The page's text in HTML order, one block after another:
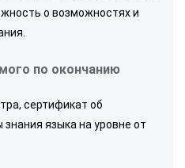
о возможностях и
по окончанию
сертификат об
языка на уровне от